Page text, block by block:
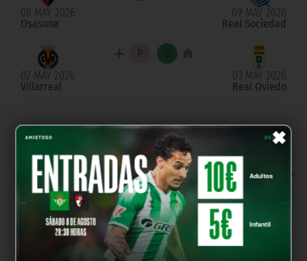
×
08 MAY 2026
Osasuna
02 MAY 2026
Villarreal
09 MAY 2026
Real Sociedad
03 MAY 2026
Real Oviedo
NUESTROS PARTNERS